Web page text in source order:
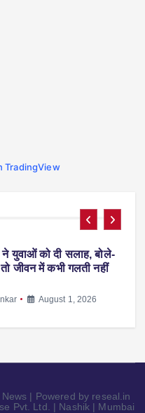
TradingView
से लौटते समय एरलिंग
आए ‘व्हिस्की रैकून’, वजह
July 14, 2026
| Powered by reseal.in
Pvt. Ltd. | Nashik | Mumbai